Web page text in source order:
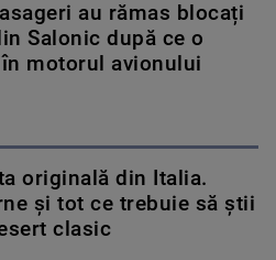
au rămas blocați
Salonic după ce o
motorul avionului
originală din Italia.
și tot ce trebuie să știi
clasic